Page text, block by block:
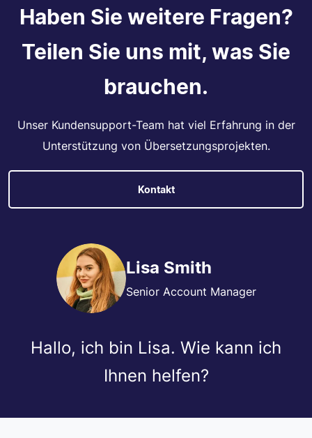
Haben Sie weitere Fragen?
Teilen Sie uns mit, was Sie
brauchen.
Unser Kundensupport-Team hat viel Erfahrung in der
Unterstützung von Übersetzungsprojekten.
Kontakt
Lisa Smith
Senior Account Manager
Hallo, ich bin Lisa. Wie kann ich
Ihnen helfen?